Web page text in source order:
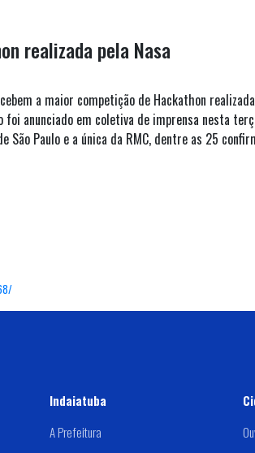
realizada pela Nasa
a maior competição de Hackathon
foi anunciado em coletiva de imprensa nesta
Paulo e a única da RMC, dentre as 25
Indaiatuba
A Prefeitura